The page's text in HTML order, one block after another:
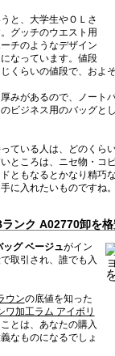
と、大学生やＯＬさ
グッチのウエスト用
チのようなデザイン
なっています。値段
くらいの値段で、およ
みがあるので、ノート
ビジネス用のバッグと
ている人は、どのくら
ところは、ニセ物・コ
ともなるとかなり精巧
に入れたいものですね。
ンク A02770卸を
グ ベージュ がイン
取引され、誰でも入
ウンの底値を知った
ワ加工ラム アイボリ
とは、あなたの購入
なものになるでしょ